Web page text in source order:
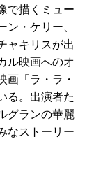
で描くミュー
・ケリー、
ャキリスが出
ル映画へのオ
画「ラ・ラ・
る。出演者た
グランの華麗
なストーリー